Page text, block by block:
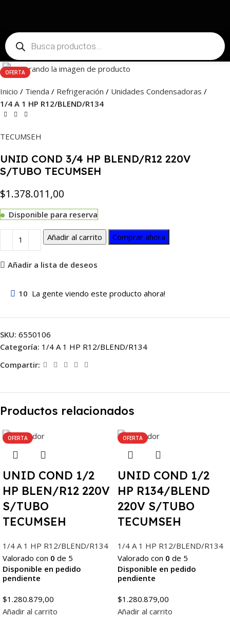
OFERTA
Inicio Tienda Refrigeración
Unidades Condensadoras
1/4 A 1 HP R12/BLEND/R134
TECUMSEH
UNID COND 3/4 HP BLEND/R12 220V
S/TUBO TECUMSEH
$1.378.011,00
Disponible para reserva
Añadir al carrito Comprar ahora
Añadir a lista de deseos
10 La gente viendo este producto ahora!
SKU: 6550106
Categoría: 1/4 A 1 HP R12/BLEND/R134
Compartir:
Productos relacionados
OFERTA
UNID COND 1/2
HP BLEN/R12 220V
S/TUBO
TECUMSEH
1/4 A 1 HP R12/BLEND/R134
Valorado con 0 de 5
Disponible en pedido
pendiente
$1.280.879,00
Añadir al carrito
OFERTA
UNID COND 1/2
HP R134/BLEND
220V S/TUBO
TECUMSEH
1/4 A 1 HP R12/BLEND/R134
Valorado con 0 de 5
Disponible en pedido
pendiente
$1.280.879,00
Añadir al carrito